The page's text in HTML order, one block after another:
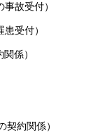
故受付）
受付）
係）
約関係）